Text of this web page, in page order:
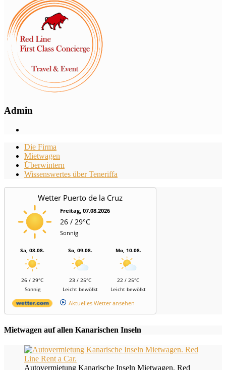
Admin
Die Firma
Mietwagen
Überwintern
Wissenswertes über Teneriffa
Wetter Puerto de la Cruz
Freitag, 07.08.2026
26 / 29°C
Sonnig
Sa, 08.08.
26 / 29°C
Sonnig
So, 09.08.
23 / 25°C
Leicht bewölkt
Mo, 10.08.
22 / 25°C
Leicht bewölkt
Aktuelles Wetter ansehen
Mietwagen auf allen Kanarischen Inseln
Autovermietung Kanarische Inseln Mietwagen. Red